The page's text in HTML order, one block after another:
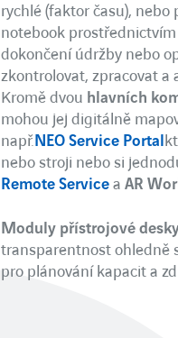
rychlé (faktor času),
notebook prostřednictvím
dokončení údržby nebo
zkontrolovat, zpracovat a
Kromě dvou hlavních
mohou jej digitálně
např. NEO Service Portal
nebo stroji nebo si
Remote Service a AR
Moduly přístrojové
transparentnost ohledně
pro plánování kapacit a